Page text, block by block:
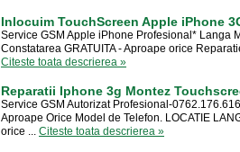
Inlocuim TouchScreen Apple iPhone
Service GSM Apple iPhone Profesional* Langa
Constatarea GRATUITA - Aproape orice
Citeste toata descrierea »
Reparatii Iphone 3g Montez
Service GSM Autorizat Profesional-
Aproape Orice Model de Telefon. LOCATIE
orice ... Citeste toata descrierea »